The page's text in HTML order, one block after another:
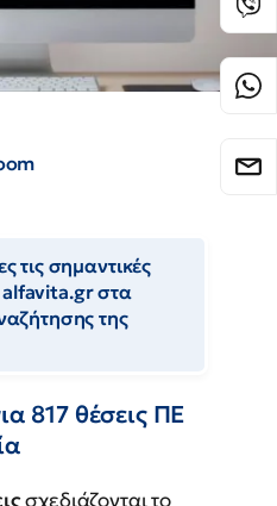
τις σημαντικές
alfavita.gr στα
της
817 θέσεις ΠΕ
σχεδιάζονται το